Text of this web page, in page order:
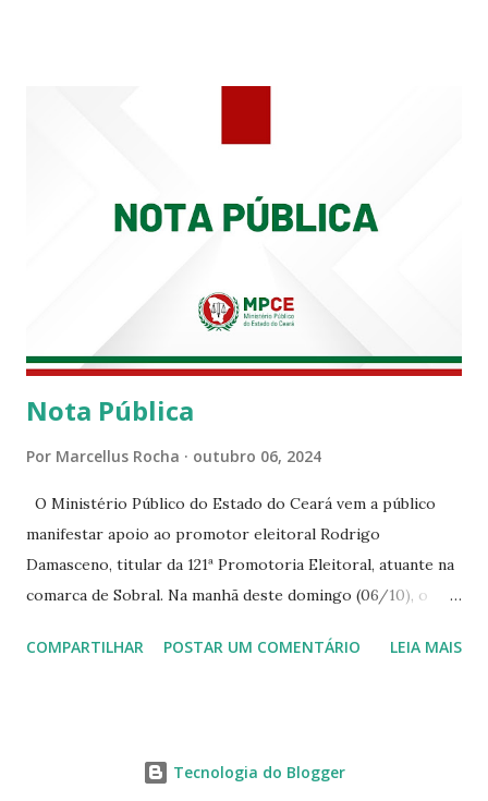
Nota Pública
Por Marcellus Rocha outubro 06, 2024
O Ministério Público do Estado do Ceará vem a público
manifestar apoio ao promotor eleitoral Rodrigo
Damasceno, titular da 121ª Promotoria Eleitoral, atuante na
comarca de Sobral. Na manhã deste domingo (06/10), o
integrava um grupo de apoiadores de um candidato a
conduta. Além disso, o referido deputado desrespeitou um
COMPARTILHAR POSTAR UM COMENTÁRIO LEIA MAIS
Tecnologia do Blogger